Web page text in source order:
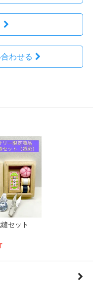
わせる
セット